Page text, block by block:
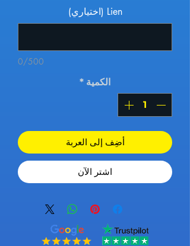
Lien (اختياري)
0/500
الكمية *
أضِف إلى العربة
اشترِ الآن